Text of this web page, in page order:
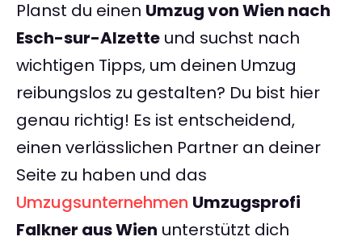
Planst du einen Umzug von Wien nach
Esch-sur-Alzette und suchst nach
wichtigen Tipps, um deinen Umzug
reibungslos zu gestalten? Du bist hier
genau richtig! Es ist entscheidend,
einen verlässlichen Partner an deiner
Seite zu haben und das
Umzugsunternehmen Umzugsprofi
Falkner aus Wien unterstützt dich